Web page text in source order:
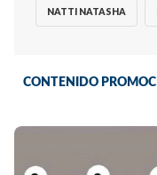
NATTI NATASHA